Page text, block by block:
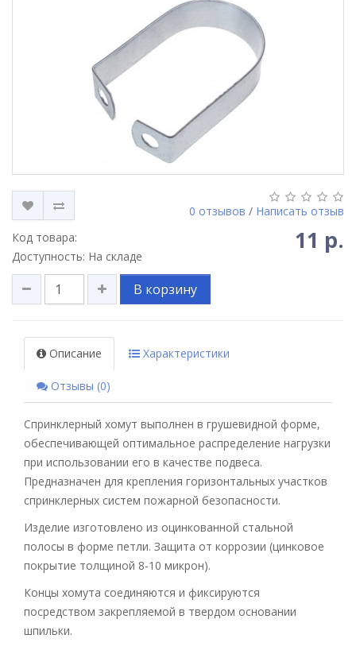
0 отзывов / Написать отзыв
Код товара:
Доступность: На складе
11 р.
В корзину
Описание Характеристики
Отзывы (0)
Спринклерный хомут выполнен в грушевидной форме,
обеспечивающей оптимальное распределение нагрузки
при использовании его в качестве подвеса.
Предназначен для крепления горизонтальных участков
спринклерных систем пожарной безопасности.
Изделие изготовлено из оцинкованной стальной
полосы в форме петли. Защита от коррозии (цинковое
покрытие толщиной 8-10 микрон).
Концы хомута соединяются и фиксируются
посредством закрепляемой в твердом основании
шпильки.